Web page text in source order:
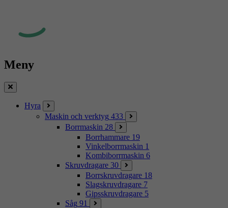
Meny
Stäng
Hyra
Maskin och verktyg 433
Borrmaskin 28
Borrhammare 19
Vinkelborrmaskin 1
Kombiborrmaskin 6
Skruvdragare 30
Borrskruvdragare 18
Slagskruvdragare 7
Gipsskruvdragare 5
Såg 91